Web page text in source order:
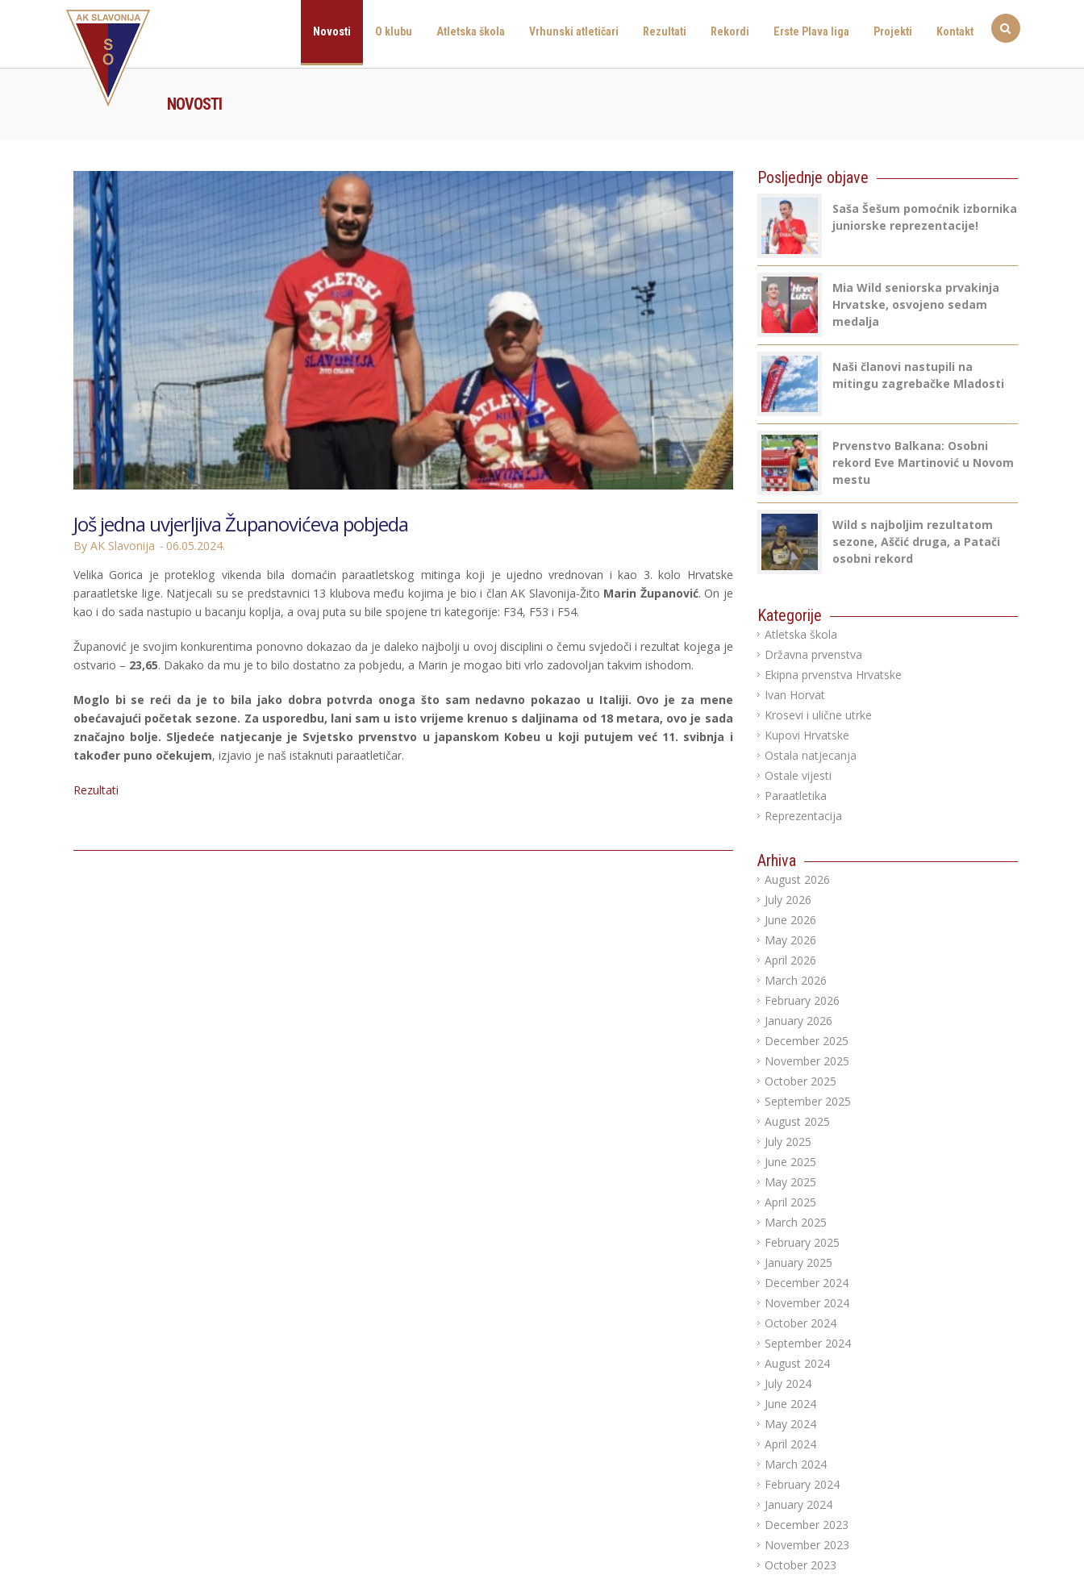
Novosti O klubu Atletska škola Vrhunski atletičari Rezultati Rekordi Erste Plava liga Projekti Kontakt
NOVOSTI
Još jedna uvjerljiva Županovićeva pobjeda
By AK Slavonija
06.05.2024.
Velika Gorica je proteklog vikenda bila domaćin paraatletskog mitinga koji je ujedno vrednovan i kao 3. kolo Hrvatske
paraatletske lige. Natjecali su se predstavnici 13 klubova među kojima je bio i član AK Slavonija-Žito Marin Županović. On je
kao i do sada nastupio u bacanju koplja, a ovaj puta su bile spojene tri kategorije: F34, F53 i F54.
Županović je svojim konkurentima ponovno dokazao da je daleko najbolji u ovoj disciplini o čemu svjedoči i rezultat kojega je
ostvario – 23,65. Dakako da mu je to bilo dostatno za pobjedu, a Marin je mogao biti vrlo zadovoljan takvim ishodom.
Moglo bi se reći da je to bila jako dobra potvrda onoga što sam nedavno pokazao u Italiji. Ovo je za mene
obećavajući početak sezone. Za usporedbu, lani sam u isto vrijeme krenuo s daljinama od 18 metara, ovo je sada
značajno bolje. Sljedeće natjecanje je Svjetsko prvenstvo u japanskom Kobeu u koji putujem već 11. svibnja i
također puno očekujem, izjavio je naš istaknuti paraatletičar.
Rezultati
Posljednje objave
Saša Šešum pomoćnik izbornika
juniorske reprezentacije!
Mia Wild seniorska prvakinja
Hrvatske, osvojeno sedam
medalja
Naši članovi nastupili na
mitingu zagrebačke Mladosti
Prvenstvo Balkana: Osobni
rekord Eve Martinović u Novom
mestu
Wild s najboljim rezultatom
sezone, Aščić druga, a Patači
osobni rekord
Kategorije
Atletska škola
Državna prvenstva
Ekipna prvenstva Hrvatske
Ivan Horvat
Krosevi i ulične utrke
Kupovi Hrvatske
Ostala natjecanja
Ostale vijesti
Paraatletika
Reprezentacija
Arhiva
August 2026
July 2026
June 2026
May 2026
April 2026
March 2026
February 2026
January 2026
December 2025
November 2025
October 2025
September 2025
August 2025
July 2025
June 2025
May 2025
April 2025
March 2025
February 2025
January 2025
December 2024
November 2024
October 2024
September 2024
August 2024
July 2024
June 2024
May 2024
April 2024
March 2024
February 2024
January 2024
December 2023
November 2023
October 2023